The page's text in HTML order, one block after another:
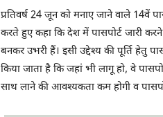
प्रतिवर्ष 24 जून को मनाए जाने वाले 14वें
करते हुए कहा कि देश में पासपोर्ट जारी
बनकर उभरी हैं। इसी उद्देश्य की पूर्ति हेतु
किया जाता है कि जहां भी लागू हो, वे
साथ लाने की आवश्यकता कम होगी व